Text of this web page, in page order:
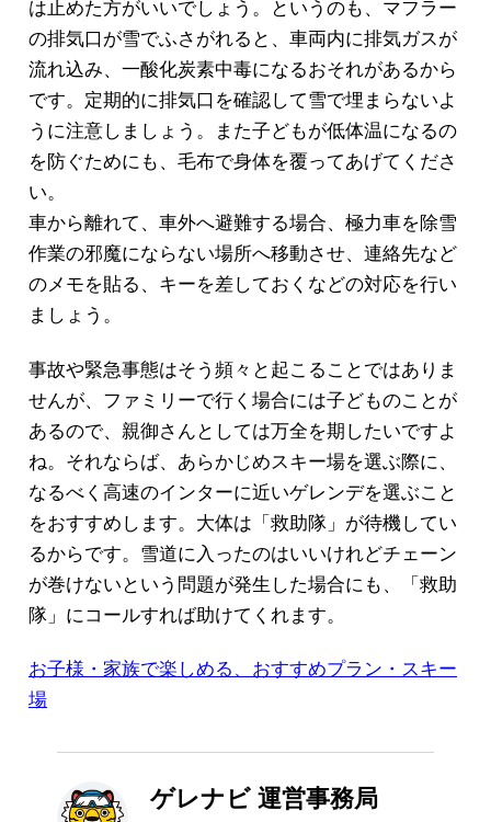
は止めた方がいいでしょう。というのも、マフラー
の排気口が雪でふさがれると、車両内に排気ガスが
流れ込み、一酸化炭素中毒になるおそれがあるから
です。定期的に排気口を確認して雪で埋まらないよ
うに注意しましょう。また子どもが低体温になるの
を防ぐためにも、毛布で身体を覆ってあげてくださ
い。
車から離れて、車外へ避難する場合、極力車を除雪
作業の邪魔にならない場所へ移動させ、連絡先など
のメモを貼る、キーを差しておくなどの対応を行い
ましょう。
事故や緊急事態はそう頻々と起こることではありま
せんが、ファミリーで行く場合には子どものことが
あるので、親御さんとしては万全を期したいですよ
ね。それならば、あらかじめスキー場を選ぶ際に、
なるべく高速のインターに近いゲレンデを選ぶこと
をおすすめします。大体は「救助隊」が待機してい
るからです。雪道に入ったのはいいけれどチェーン
が巻けないという問題が発生した場合にも、「救助
隊」にコールすれば助けてくれます。
お子様・家族で楽しめる、おすすめプラン・スキー
場
ゲレナビ 運営事務局